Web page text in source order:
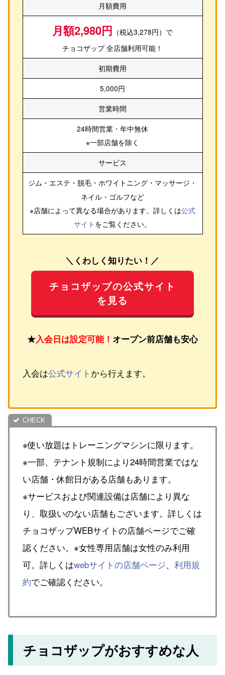
月額費用
月額2,980円 （税込3,278円）で
チョコザップ 全店舗利用可能！
初期費用
5,000円
営業時間
24時間営業・年中無休
※一部店舗を除く
サービス
ジム・エステ・脱毛・ホワイトニング・マッサージ・
ネイル・ゴルフなど
※店舗によって異なる場合があります。詳しくは公式
サイト をご覧ください。
＼くわしく知りたい！／
チョコザップの公式サイト
を見る
★入会日は設定可能！ オープン前店舗も安心
入会は公式サイト から行えます。
※使い放題はトレーニングマシンに限ります。
※一部、テナント規制により24時間営業ではな
い店舗・休館日がある店舗もあります。
※サービスおよび関連設備は店舗により異な
り、取扱いのない店舗もございます。詳しくは
チョコザップWEBサイトの店舗ページでご確
認ください。※女性専用店舗は女性のみ利用
可。詳しくはwebサイトの店舗ページ、 利用規
約でご確認ください。
チョコザップがおすすめな人